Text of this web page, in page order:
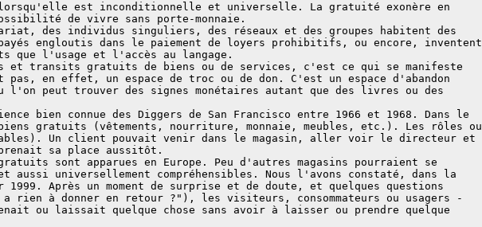
est inconditionnelle et universelle. La gratuité exonère en
de vivre sans porte-monnaie.
des individus singuliers, des réseaux et des groupes habitent des
engloutis dans le paiement de loyers prohibitifs, ou encore, inventent
que l'usage et l'accès au langage.
et transits gratuits de biens ou de services, c'est ce qui se manifeste
en effet, un espace de troc ou de don. C'est un espace d'abandon
l'on peut trouver des signes monétaires autant que des livres ou des
bien connue des Diggers de San Francisco entre 1966 et 1968. Dans le
gratuits (vêtements, nourriture, monnaie, meubles, etc.). Les rôles ou
Un client pouvait venir dans le magasin, aller voir le directeur et
sa place aussitôt.
sont apparues en Europe. Peu d'autres magasins pourraient se
universellement compréhensibles. Nous l'avons constaté, dans la
Après un moment de surprise et de doute, et quelques questions
à donner en retour ?"), les visiteurs, consommateurs ou usagers -
ou laissait quelque chose sans avoir à laisser ou prendre quelque